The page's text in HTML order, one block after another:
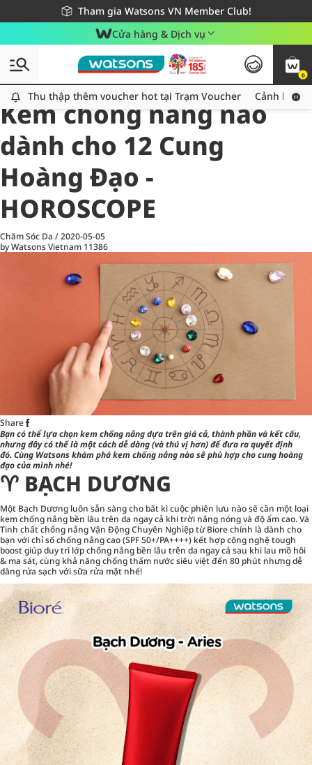
Tham gia Watsons VN Member Club!
Miễn phí giao hàng cho đơn hàng từ 249,000Đ
Giao hàng nhanh 24h - Áp dụng khu vực TP. Hồ Chí Minh
Cửa hàng & Dịch vụ
0
Thu thập thêm voucher hot tại Trạm Voucher
Thu thập thêm voucher hot tại Trạm Voucher Cảnh báo
All
Chăm Sóc Cá Nhân
Kem chống nắng nào
dành cho 12 Cung
Hoàng Đạo -
HOROSCOPE
Chăm Sóc Da /2020-05-05
by Watsons Vietnam 11386
Share
Bạn có thể lựa chọnkem chống nắngdựa trên giá cả, thành phần và kết cấu,
nhưng đây có thể là một cách dễ dàng (và thú vị hơn) để đưa ra quyết định
đó. Cùng Watsons khám phá kem chống nắng nào sẽ phù hợp cho cung hoàng
đạo của mình nhé!
♈︎ BẠCH DƯƠNG
Một Bạch Dương luôn sẵn sàng cho bất kì cuộc phiên lưu nào sẽ cần một loại
kem chống nắng bền lâu trên da ngay cả khi trời nắng nóng và độ ẩm cao. Và
Tinh chất chống nắng Vận Động Chuyên Nghiệp từ Biore chính là dành cho
bạn với chỉ số chống nắng cao (SPF 50+/PA++++) kết hợp công nghệ tough
boost giúp duy trì lớp chống nắng bền lâu trên da ngay cả sau khi lau mồ hôi
& ma sát, cùng khả năng chống thấm nước siêu việt đến 80 phút nhưng dễ
dàng rửa sạch với sữa rửa mặt nhé!